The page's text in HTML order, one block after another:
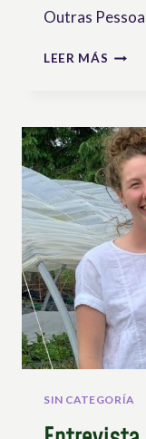
Outras
LEER MÁS NO
A
DAS
OS
DOS
SIN CATEGORÍA